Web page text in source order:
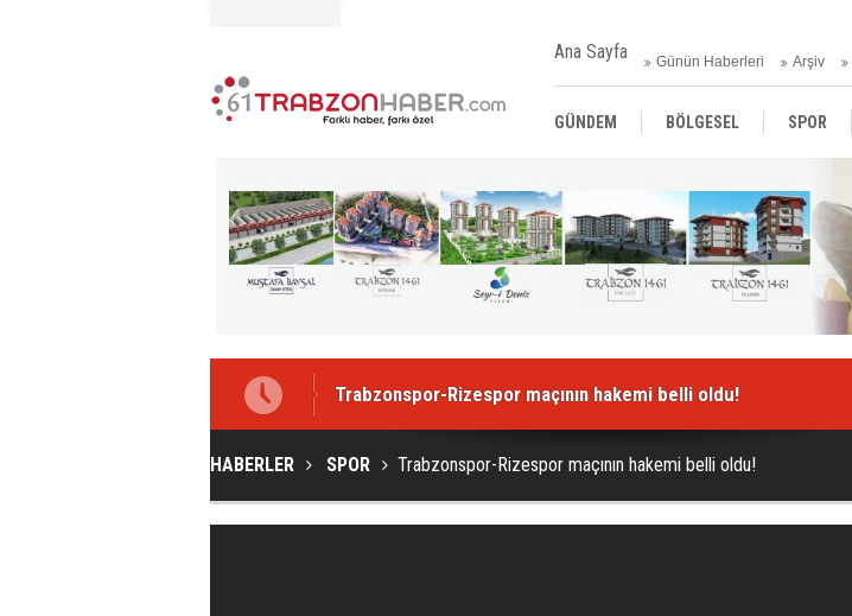
Ana Sayfa Günün Haberleri Arşiv
GÜNDEM BÖLGESEL SPOR
SAĞLIK MAGAZİN
Trabzonspor-Rizespor maçının hakemi belli oldu!
HABERLER SPOR Trabzonspor-Rizespor maçının hakemi belli oldu!